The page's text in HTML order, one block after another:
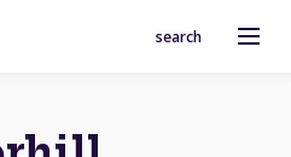
search